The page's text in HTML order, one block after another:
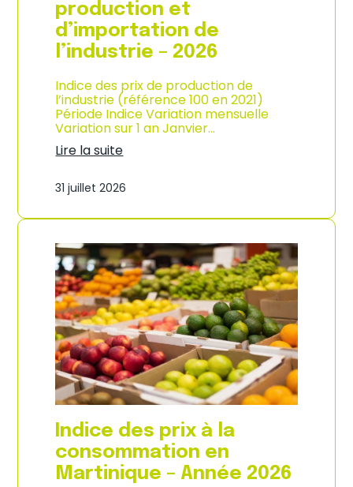
s
o
m
m
a
i
o
n
e
n
G
a
e
o
u
p
e
–
A
n
n
é
e
2
0
2
6
production et
d’importation de
l’industrie – 2026
Indice des prix de production de
l’industrie (référence 100 en 2021)
Période Indice Variation mensuelle
Variation sur 1 an Janvier…
Lire la suite
n
i
e
d
e
s
p
r
i
x
d
e
p
r
o
d
u
c
t
31 juillet 2026
Indice des prix à la
consommation en
Martinique – Année 2026